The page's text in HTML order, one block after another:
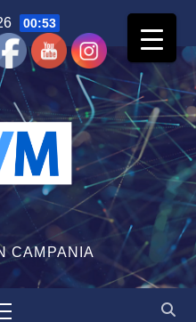
00:53
CAMPANIA